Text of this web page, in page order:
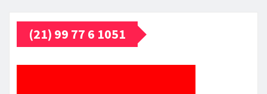
(21) 99 77 6 1051